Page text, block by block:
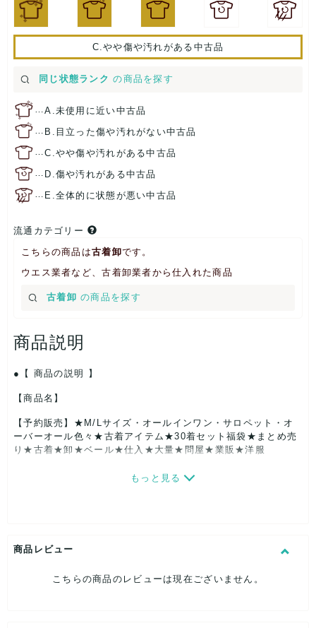
C.やや傷や汚れがある中古品
同じ状態ランク の商品を探す
…A.未使用に近い中古品
… B.目立った傷や汚れがない中古品
…C.やや傷や汚れがある中古品
… D.傷や汚れがある中古品
… E.全体的に状態が悪い中古品
流通カテゴリー
こちらの商品は古着卸です。
ウエス業者など、古着卸業者から仕入れた商品
古着卸 の商品を探す
商品説明
【 商品の説明 】
【商品名】
【予約販売】★M/Lサイズ・オールインワン・サロペット・オ
ーバーオール色々★古着アイテム★30着セット福袋★まとめ売
り★古着★卸★ベール★仕入★大量★問屋★業販★洋服
着より選別しております。
その他のサイズ又はサイズの表記が無い商品も若干数はいって
全国の業者様や個人転売される方にご好評いただいておりま
もっと見る
商品レビュー
こちらの商品のレビューは現在ございません。